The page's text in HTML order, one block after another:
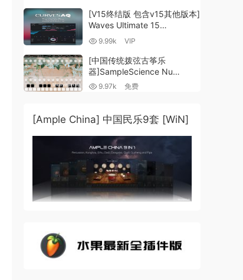
MacOSX]（80.48GB+）
[V15终结版 包含v15其他版本]
Waves Ultimate 15
v25.05.27+一键安装版+安装
MacOSX]
（4.1GB+10.2GB+9.6GB）
9.99k VIP
[中国传统拨弦古筝乐
器]SampleScience Nu
Guzheng v2.0 x64 VST
9.97k 免费
[Ample China] 中国民乐9套 [WiN]